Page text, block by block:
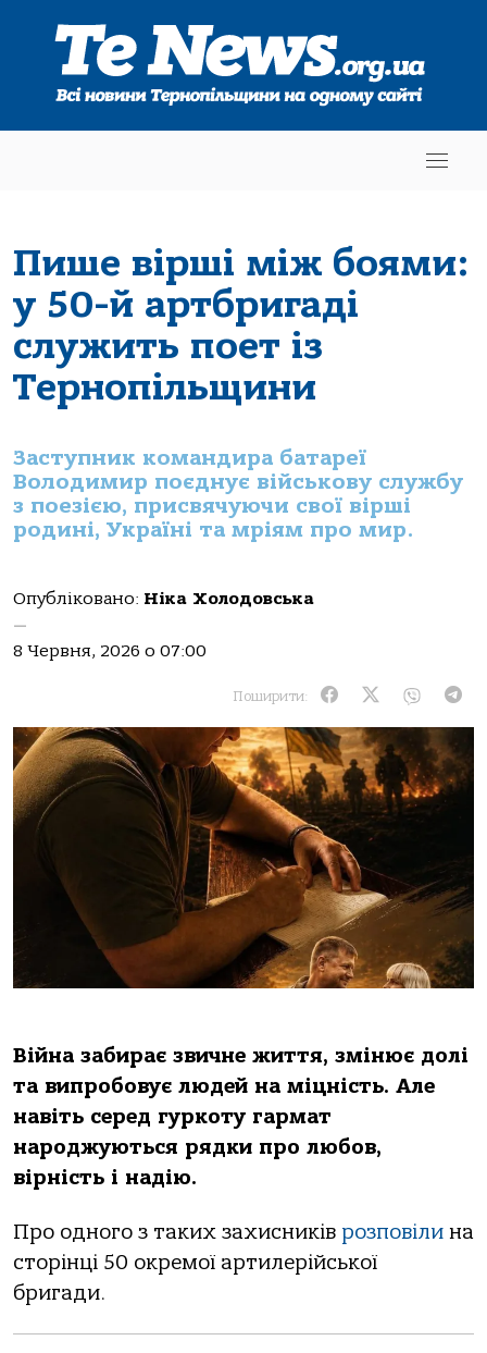
Пише вірші між боями:
у 50-й артбригаді
служить поет із
Тернопільщини
Заступник командира батареї
Володимир поєднує військову службу
з поезією, присвячуючи свої вірші
родині, Україні та мріям про мир.
Опубліковано: Ніка Холодовська
—
8 Червня, 2026 о 07:00
Поширити:
Війна забирає звичне життя, змінює долі
та випробовує людей на міцність. Але
навіть серед гуркоту гармат
народжуються рядки про любов,
вірність і надію.
Про одного з таких захисників розповіли на
сторінці 50 окремої артилерійської
бригади.